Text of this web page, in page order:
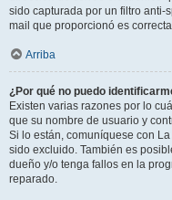
sido capturada por un filtro anti-
mail que proporcionó es
Arriba
¿Por qué no puedo
Existen varias razones por lo
que su nombre de usuario y
Si lo están, comuníquese con
sido excluido. También es
dueño y/o tenga fallos en la
reparado.